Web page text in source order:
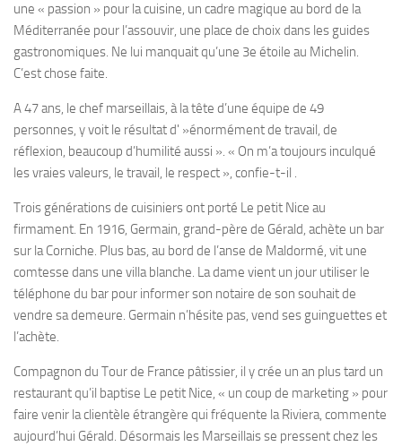
Entrées
Plats
Desserts
une « passion » pour la cuisine, un cadre magique au bord de la
Méditerranée pour l’assouvir, une place de choix dans les guides
gastronomiques. Ne lui manquait qu’une 3e étoile au Michelin.
C’est chose faite.
A 47 ans, le chef marseillais, à la tête d’une équipe de 49
personnes, y voit le résultat d' »énormément de travail, de
réflexion, beaucoup d’humilité aussi ». « On m’a toujours inculqué
les vraies valeurs, le travail, le respect », confie-t-il .
Trois générations de cuisiniers ont porté Le petit Nice au
firmament. En 1916, Germain, grand-père de Gérald, achète un bar
sur la Corniche. Plus bas, au bord de l’anse de Maldormé, vit une
comtesse dans une villa blanche. La dame vient un jour utiliser le
téléphone du bar pour informer son notaire de son souhait de
vendre sa demeure. Germain n’hésite pas, vend ses guinguettes et
l’achète.
Compagnon du Tour de France pâtissier, il y crée un an plus tard un
restaurant qu’il baptise Le petit Nice, « un coup de marketing » pour
faire venir la clientèle étrangère qui fréquente la Riviera, commente
aujourd’hui Gérald. Désormais les Marseillais se pressent chez les